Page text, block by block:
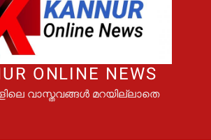
ONLINE NEWS
വാസ്തവങ്ങൾ മറയില്ലാതെ